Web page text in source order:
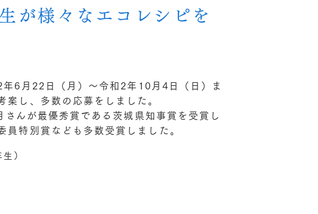
が様々なエコレシピを
6月22日（月）～令和2年10月4日（日）ま
し、多数の応募をしました。
んが最優秀賞である茨城県知事賞を受賞し
特別賞なども多数受賞しました。
）